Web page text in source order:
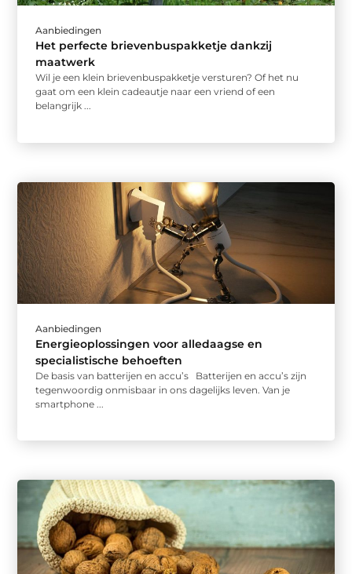
Aanbiedingen
Het perfecte brievenbuspakketje dankzij
maatwerk
Wil je een klein brievenbuspakketje versturen? Of het nu
gaat om een klein cadeautje naar een vriend of een
belangrijk ...
Aanbiedingen
Energieoplossingen voor alledaagse en
specialistische behoeften
De basis van batterijen en accu’s Batterijen en accu’s zijn
tegenwoordig onmisbaar in ons dagelijks leven. Van je
smartphone ...